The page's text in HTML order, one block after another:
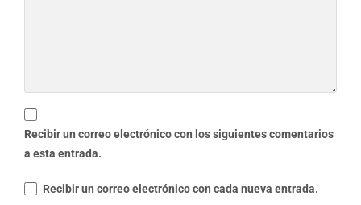
Recibir un correo electrónico con los siguientes comentarios
a esta entrada.
Recibir un correo electrónico con cada nueva entrada.